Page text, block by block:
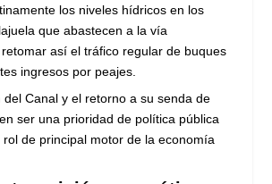
los niveles hídricos en los
que abastecen a la vía
así el tráfico regular de buques
ingresos por peajes.
del Canal y el retorno a su senda de
ser una prioridad de política pública
de principal motor de la economía